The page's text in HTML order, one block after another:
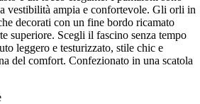
vestibilità ampia e confortevole. Gli orli in
decorati con un fine bordo ricamato
superiore. Scegli il fascino senza tempo
leggero e testurizzato, stile chic e
del comfort. Confezionato in una scatola